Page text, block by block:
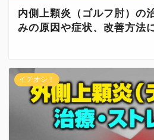
内側上顆炎（ゴルフ肘）の
みの原因や症状、改善方法
イチオシ！